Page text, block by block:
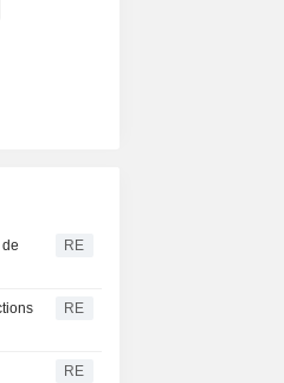
RE
RE
RE